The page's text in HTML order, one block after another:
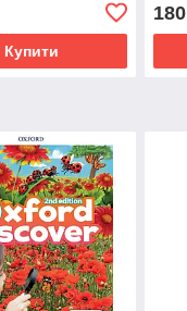
Купити
180